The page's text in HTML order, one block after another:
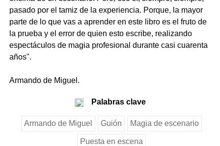
pasado por el tamiz de la experiencia. Porque, la mayor
parte de lo que vas a aprender en este libro es el fruto de
la prueba y el error de quien esto escribe, realizando
espectáculos de magia profesional durante casi cuarenta
años".
Armando de Miguel.
Palabras clave
Armando de Miguel Guión Magia de escenario
Puesta en escena